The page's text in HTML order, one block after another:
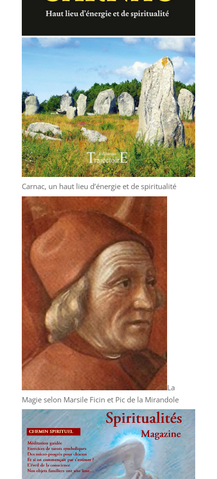
Carnac, un haut lieu d’énergie et de spiritualité
La
Magie selon Marsile Ficin et Pic de la Mirandole